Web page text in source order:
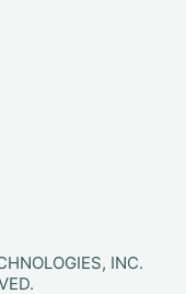
INC.